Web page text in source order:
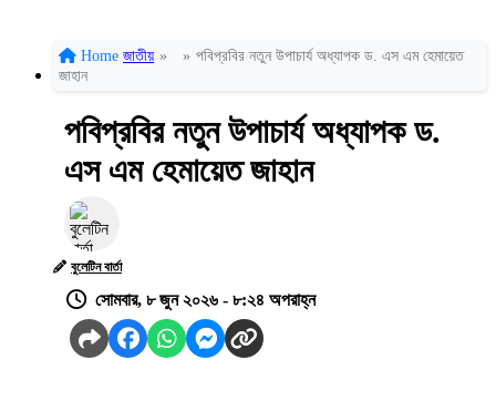
Home জাতীয় » » পবিপ্রবির নতুন উপাচার্য অধ্যাপক ড. এস এম হেমায়েত
জাহান
পবিপ্রবির নতুন উপাচার্য অধ্যাপক ড.
এস এম হেমায়েত জাহান
বুলেটিন বার্তা
সোমবার, ৮ জুন ২০২৬ - ৮:২৪ অপরাহ্ন